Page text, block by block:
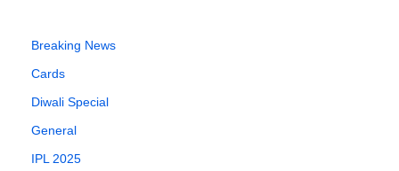
Breaking News
Cards
Diwali Special
General
IPL 2025